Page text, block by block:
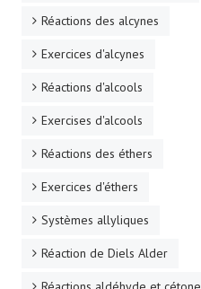
Réactions des alcynes
Exercices d'alcynes
Réactions d'alcools
Exercises d'alcools
Réactions des éthers
Exercices d'éthers
Systèmes allyliques
Réaction de Diels Alder